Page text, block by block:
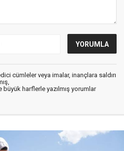
cümleler veya imalar, inançlara saldırı
büyük harflerle yazılmış yorumlar